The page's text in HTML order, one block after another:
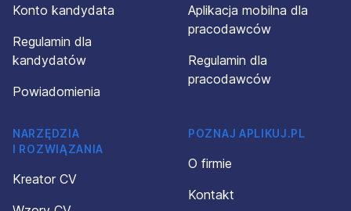
Konto kandydata
Regulamin dla
kandydatów
Powiadomienia
Aplikacja mobilna dla
pracodawców
Regulamin dla
pracodawców
NARZĘDZIA
I ROZWIĄZANIA
Kreator CV
POZNAJ APLIKUJ.PL
O firmie
Kontakt